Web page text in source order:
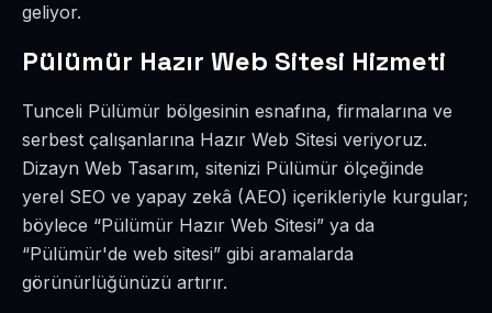
geliyor.
Pülümür Hazır Web Sitesi Hizmeti
Tunceli Pülümür bölgesinin esnafına, firmalarına ve
serbest çalışanlarına Hazır Web Sitesi veriyoruz.
Dizayn Web Tasarım, sitenizi Pülümür ölçeğinde
yerel SEO ve yapay zekâ (AEO) içerikleriyle kurgular;
böylece “Pülümür Hazır Web Sitesi” ya da
“Pülümür'de web sitesi” gibi aramalarda
görünürlüğünüzü artırır.